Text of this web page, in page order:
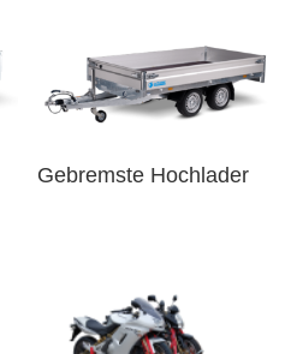
Gebremste Hochlader